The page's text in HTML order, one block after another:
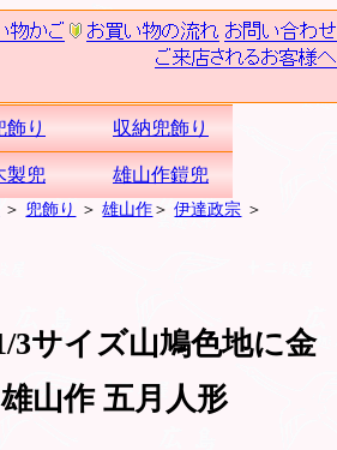
飾り 収納兜飾り
製兜 雄山作鎧兜
＞ 兜飾り ＞雄山作＞伊達政宗 ＞
3サイズ山鳩色地に金
山作 五月人形